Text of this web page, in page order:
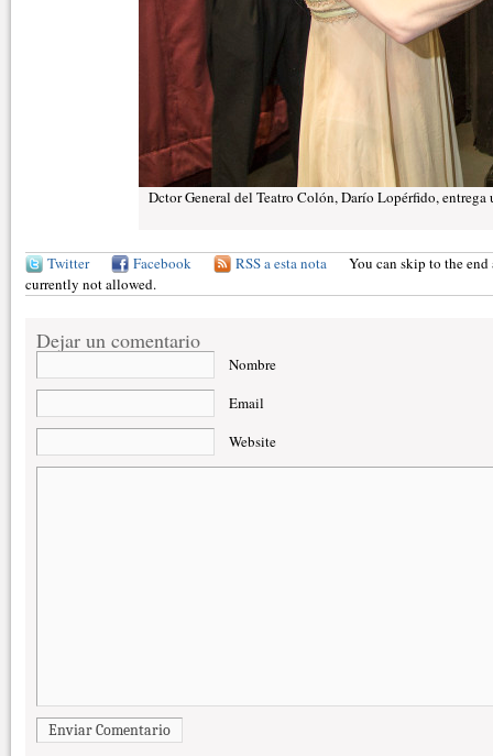
Dctor General del Teatro Colón, Darío Lopérfido,
Twitter Facebook RSS a esta nota
You can skip to the
currently not allowed.
Dejar un comentario
Nombre
Email
Website
Enviar Comentario